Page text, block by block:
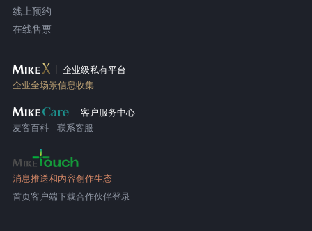
线上预约
在线售票
企业级私有平台
企业全场景信息收集
客户服务中心
麦客百科
联系客服
消息推送和内容创作生态
首页客户端下载合作伙伴登录